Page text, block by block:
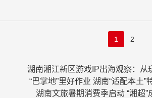
1 2
湖南湘江新区游戏IP出海观察：从
“巴掌地”里好作业 湖南“适配本土
湖南文旅暑期消费季启动 “湘超